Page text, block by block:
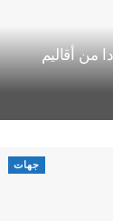
من أقاليم
جهات